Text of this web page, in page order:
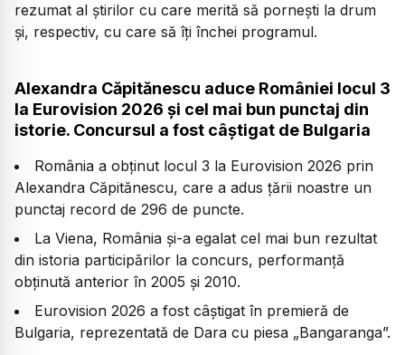
rezumat al știrilor cu care merită să pornești la drum
și, respectiv, cu care să îți închei programul.
Alexandra Căpitănescu aduce României locul 3
la Eurovision 2026 și cel mai bun punctaj din
istorie. Concursul a fost câștigat de Bulgaria
România a obținut locul 3 la Eurovision 2026 prin
Alexandra Căpitănescu, care a adus țării noastre un
punctaj record de 296 de puncte.
La Viena, România și-a egalat cel mai bun rezultat
din istoria participărilor la concurs, performanță
obținută anterior în 2005 și 2010.
Eurovision 2026 a fost câștigat în premieră de
Bulgaria, reprezentată de Dara cu piesa „Bangaranga”.